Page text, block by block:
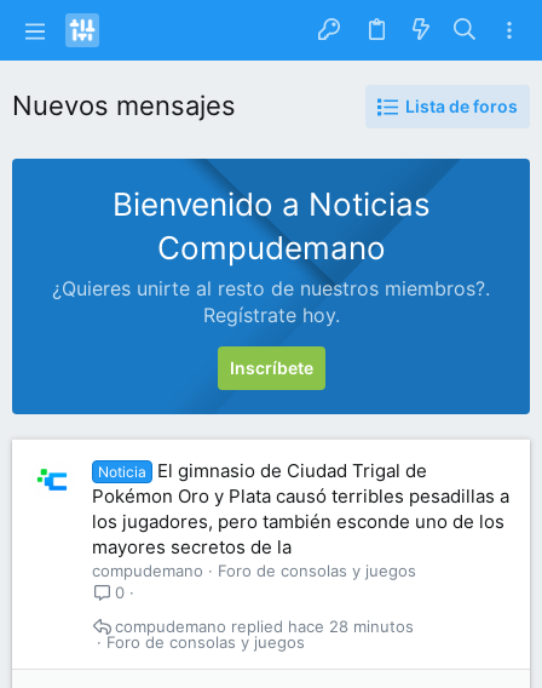
Nuevos mensajes Lista de foros
Bienvenido a Noticias
Compudemano
¿Quieres unirte al resto de nuestros miembros?.
Regístrate hoy.
Inscríbete
Noticia
El gimnasio de Ciudad Trigal de
Pokémon Oro y Plata causó terribles pesadillas a
los jugadores, pero también esconde uno de los
mayores secretos de la
compudemano
Foro de consolas y juegos
0
Foro de consolas y juegos
hace 28 minutos
compudemano